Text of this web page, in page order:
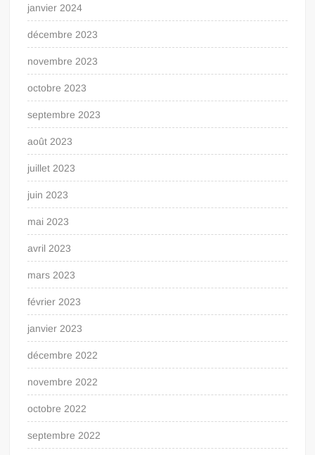
janvier 2024
décembre 2023
novembre 2023
octobre 2023
septembre 2023
août 2023
juillet 2023
juin 2023
mai 2023
avril 2023
mars 2023
février 2023
janvier 2023
décembre 2022
novembre 2022
octobre 2022
septembre 2022